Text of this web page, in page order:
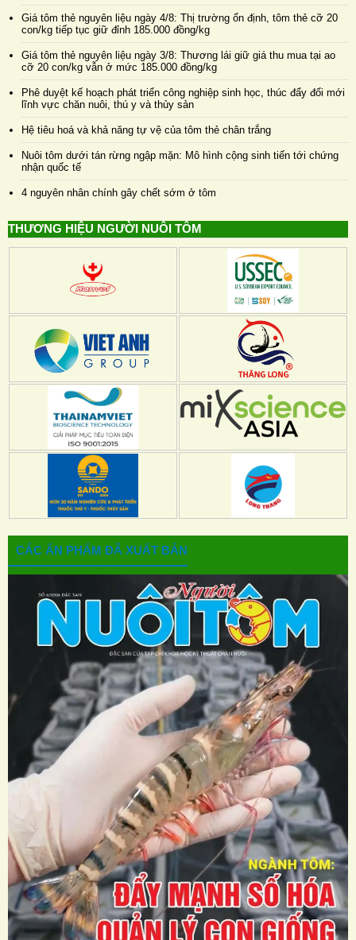
Giá tôm thẻ nguyên liệu ngày 4/8: Thị trường ổn định, tôm thẻ cỡ 20
con/kg tiếp tục giữ đỉnh 185.000 đồng/kg
Giá tôm thẻ nguyên liệu ngày 3/8: Thương lái giữ giá thu mua tại ao
cỡ 20 con/kg vẫn ở mức 185.000 đồng/kg
Phê duyệt kế hoạch phát triển công nghiệp sinh học, thúc đẩy đổi mới
lĩnh vực chăn nuôi, thú y và thủy sản
Hệ tiêu hoá và khả năng tự vệ của tôm thẻ chân trắng
Nuôi tôm dưới tán rừng ngập mặn: Mô hình cộng sinh tiến tới chứng
nhận quốc tế
4 nguyên nhân chính gây chết sớm ở tôm
THƯƠNG HIỆU NGƯỜI NUÔI TÔM
CÁC ẤN PHẨM ĐÃ XUẤT BẢN